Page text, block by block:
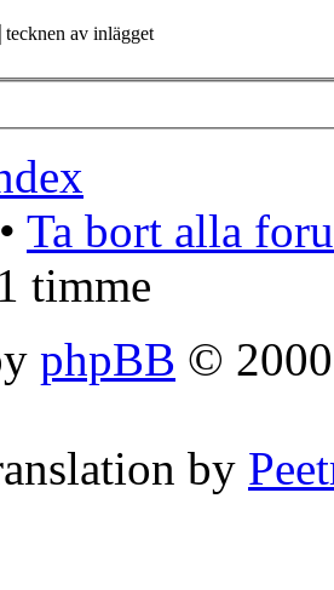
tecknen av inlägget
• Ta bort alla
timme
phpBB ©
by